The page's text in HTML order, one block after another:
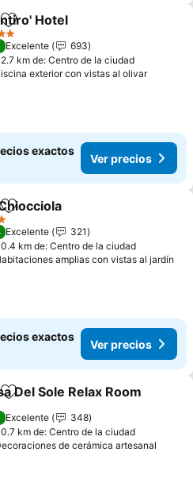
Agregar a favoritos
Hotel
Excelente
693
km de: Centro de la ciudad
exterior con vistas al olivarVer
exactos
Ver precios
Agregar a favoritos
Excelente
321
km de: Centro de la ciudad
amplias con vistas al jardín
exactos
Ver precios
Agregar a favoritos
Del Sole Relax Room
Excelente
348
km de: Centro de la ciudad
de cerámica artesanal